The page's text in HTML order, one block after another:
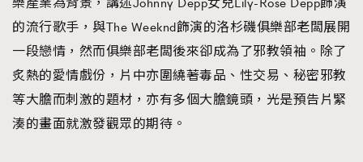
的流行歌手，與The Weeknd飾演的洛杉磯俱樂部老闆展開
一段戀情，然而俱樂部老闆後來卻成為了邪教領袖。除了
炙熱的愛情戲份，片中亦圍繞著毒品、性交易、秘密邪教
等大膽而刺激的題材，亦有多個大膽鏡頭，光是預告片緊
湊的畫面就激發觀眾的期待。